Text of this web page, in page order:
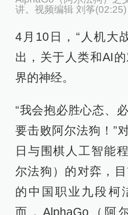
讲。视频编辑 刘筝(02:25)
4月10日，“人机大
出，关于人类和AI
界的神经。
“我会抱必胜心态、
要击败阿尔法狗！”
日与围棋人工智能
尔法狗）的对弈，
的中国职业九段柯
而，AlphaGo（阿